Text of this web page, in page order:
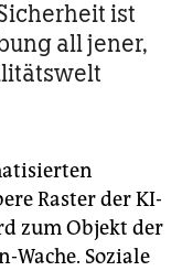
ist
all jener,
Raster der KI-
zum Objekt der
Soziale